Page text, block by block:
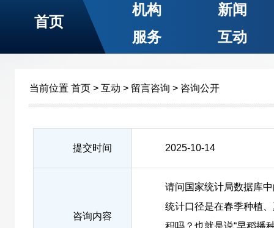
首页
机构
新闻
服务
互动
当前位置 首页> 互动 > 留言咨询 > 咨询公开
提交时间 2025-10-14
咨询内容
请问国家统计局数据库
统计口径是在春季种植
积吗？也就是说“早稻播